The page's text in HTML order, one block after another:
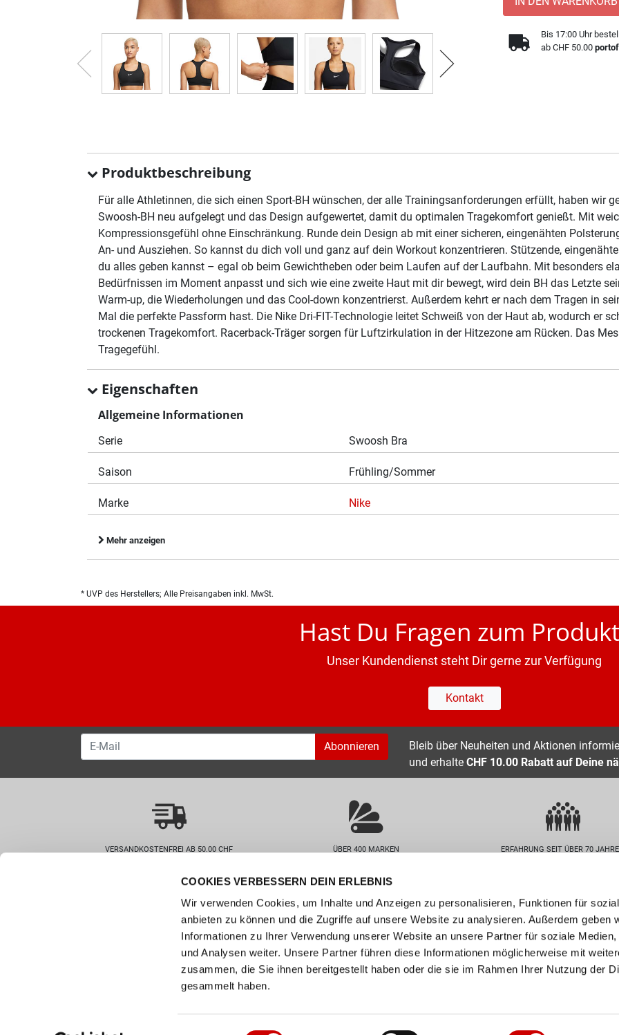
COOKIES VERBESSERN DEIN ERLEBNIS
Wir verwenden Cookies, um Inhalte und Anzeigen zu personalisieren, Funktionen für
anbieten zu können und die Zugriffe auf unsere Website zu analysieren. Außerdem geben
Informationen zu Ihrer Verwendung unserer Website an unsere Partner für soziale Medien,
und Analysen weiter. Unsere Partner führen diese Informationen möglicherweise mit
zusammen, die Sie ihnen bereitgestellt haben oder die sie im Rahmen Ihrer Nutzung der
gesammelt haben.
Einwilligungsauswahl
Bis 17:00 Uhr
ab CHF 50.00
Produktbeschreibung
Für alle Athletinnen, die sich einen Sport-BH wünschen, der alle Trainingsanforderungen erfüllt, haben wir
Swoosh-BH neu aufgelegt und das Design aufgewertet, damit du optimalen Tragekomfort genießt. Mit
Kompressionsgefühl ohne Einschränkung. Runde dein Design ab mit einer sicheren, eingenähten
An- und Ausziehen. So kannst du dich voll und ganz auf dein Workout konzentrieren. Stützende,
du alles geben kannst – egal ob beim Gewichtheben oder beim Laufen auf der Laufbahn. Mit besonders
Bedürfnissen im Moment anpasst und sich wie eine zweite Haut mit dir bewegt, wird dein BH das Letzte
Warm-up, die Wiederholungen und das Cool-down konzentrierst. Außerdem kehrt er nach dem Tragen in
Mal die perfekte Passform hast. Die Nike Dri-FIT-Technologie leitet Schweiß von der Haut ab, wodurch er
trockenen Tragekomfort. Racerback-Träger sorgen für Luftzirkulation in der Hitzezone am Rücken. Das
Tragegefühl.
Eigenschaften
Allgemeine Informationen
Serie Swoosh Bra
Saison Frühling/Sommer
Marke Nike
Mehr anzeigen
* UVP des Herstellers; Alle Preisangaben inkl. MwSt.
Hast Du Fragen zum
Unser Kundendienst steht Dir gerne zur Verfügung
Kontakt
Abonnieren
Bleib über Neuheiten und Aktionen
und erhalte CHF 10.00 Rabatt auf Deine
VERSANDKOSTENFREI AB 50.00 CHF ÜBER 400 MARKEN ERFAHRUNG SEIT ÜBER 70
Wie können wir helfen? Kundenservice
Hilfe & FAQs
Zahlarten
Retouren
Newsletter
Standorte
Über uns
Events